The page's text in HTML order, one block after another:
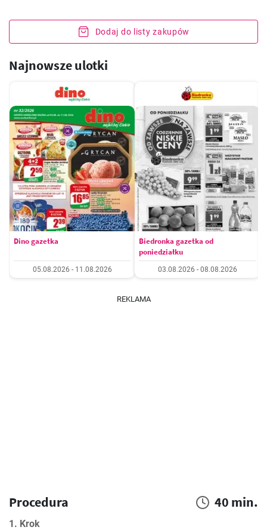
Dodaj do listy zakupów
Najnowsze ulotki
Dino gazetka
05.08.2026 - 11.08.2026
Biedronka gazetka od
poniedziałku
03.08.2026 - 08.08.2026
REKLAMA
Procedura 40 min.
1. Krok